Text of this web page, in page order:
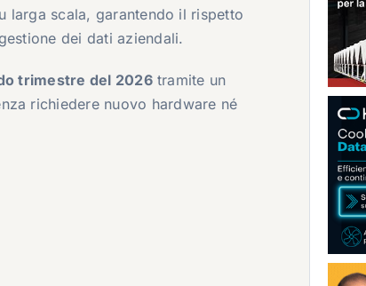
larga scala, garantendo il rispetto
dei dati aziendali.
trimestre del 2026tramite un
richiedere nuovo hardware né